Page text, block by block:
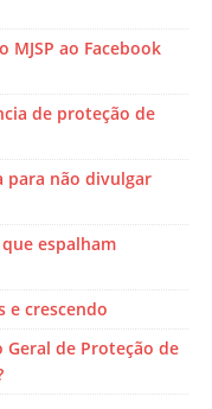
MJSP ao Facebook
de proteção de
para não divulgar
espalham
e crescendo
de Proteção de